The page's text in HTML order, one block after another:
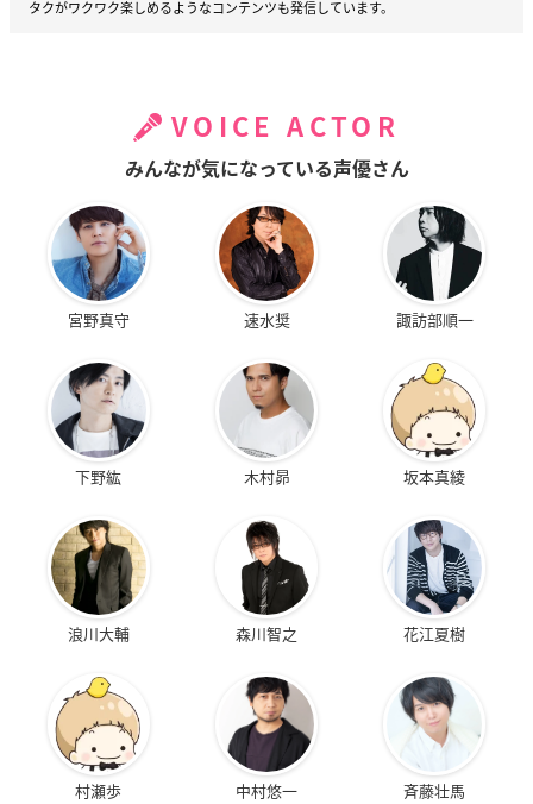
タクがワクワク楽しめるようなコンテンツも発信しています。
VOICE ACTOR
みんなが気になっている声優さん
宮野真守 速水奨 諏訪部順一
下野紘 木村昴 坂本真綾
浪川大輔 森川智之 花江夏樹
村瀬歩 中村悠一 斉藤壮馬